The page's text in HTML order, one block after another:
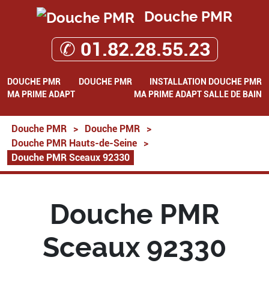
Douche PMR
✆ 01.82.28.55.23
DOUCHE PMR DOUCHE PMR
INSTALLATION DOUCHE PMR
MA PRIME ADAPT
MA PRIME ADAPT SALLE DE BAIN
Douche PMR > Douche PMR
>
Douche PMR Hauts-de-Seine
>
Douche PMR Sceaux 92330
Douche PMR
Sceaux 92330